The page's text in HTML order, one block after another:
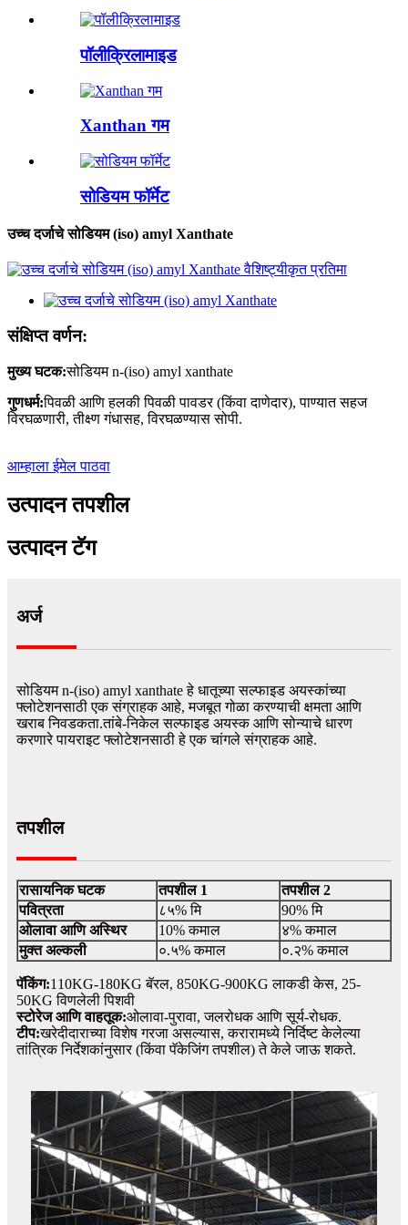
पॉलीक्रिलामाइड
Xanthan गम
सोडियम फॉर्मेट
उच्च दर्जाचे सोडियम (iso) amyl Xanthate
संक्षिप्त वर्णन:
मुख्य घटक:सोडियम n-(iso) amyl xanthate
गुणधर्म:पिवळी आणि हलकी पिवळी पावडर (किंवा दाणेदार), पाण्यात सहज
विरघळणारी, तीक्ष्ण गंधासह, विरघळण्यास सोपी.
आम्हाला ईमेल पाठवा
उत्पादन तपशील
उत्पादन टॅग
अर्ज
सोडियम n-(iso) amyl xanthate हे धातूच्या सल्फाइड अयस्कांच्या
फ्लोटेशनसाठी एक संग्राहक आहे, मजबूत गोळा करण्याची क्षमता आणि
खराब निवडकता.तांबे-निकेल सल्फाइड अयस्क आणि सोन्याचे धारण
करणारे पायराइट फ्लोटेशनसाठी हे एक चांगले संग्राहक आहे.
तपशील
रासायनिक घटक तपशील 1
तपशील 2
पवित्रता
८५% मि
90% मि
ओलावा आणि अस्थिर
10% कमाल
४% कमाल
मुक्त अल्कली
०.५% कमाल ०.२% कमाल
पॅकिंग:110KG-180KG बॅरल, 850KG-900KG लाकडी केस, 25-
50KG विणलेली पिशवी
स्टोरेज आणि वाहतूक:ओलावा-पुरावा, जलरोधक आणि सूर्य-रोधक.
टीप:खरेदीदाराच्या विशेष गरजा असल्यास, करारामध्ये निर्दिष्ट केलेल्या
तांत्रिक निर्देशकांनुसार (किंवा पॅकेजिंग तपशील) ते केले जाऊ शकते.